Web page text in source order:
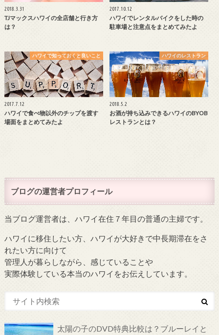
2018.3.31
TJマックスハワイの全店舗と行き方
は？
2017.10.12
ハワイでレンタルバイクをした時の
駐車場と注意点をまとめてみたよ
ハワイで知っておくと良いこと
2017.7.12
ハワイで食べ物以外のチップを渡す
場面をまとめてみたよ
ハワイのレストラン
2018.5.2
お酒が持ち込みできるハワイのBYOB
レストランとは？
ブログの運営者プロフィール
当ブログ運営者は、ハワイ在住７年目の普通の主婦です。
ハワイに移住したい方、ハワイが大好きで中長期滞在をさ
れたい方に向けて
管理人が暮らしながら、感じていることや
実際体験している本当のハワイをお伝えしています。
太陽の子のDVD特典比較は？ブルーレイと